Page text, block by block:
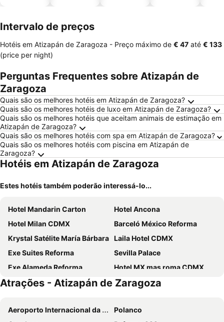
Intervalo de preços
Hotéis em Atizapán de Zaragoza - Preço máximo de ‎€ 47 até ‎€ 133
(price per night)
Perguntas Frequentes sobre Atizapán de
Zaragoza
Quais são os melhores hotéis em Atizapán de Zaragoza?
Quais são os melhores hotéis de luxo em Atizapán de Zaragoza?
Quais são os melhores hotéis que aceitam animais de estimação em
Atizapán de Zaragoza?
Quais são os melhores hotéis com spa em Atizapán de Zaragoza?
Quais são os melhores hotéis com piscina em Atizapán de
Zaragoza?
Hotéis em Atizapán de Zaragoza
Estes hotéis também poderão interessá-lo...
Hotel Mandarin Carton
Hotel Ancona
Hotel Milan CDMX
Barceló México Reforma
Krystal Satélite María Bárbara Laila Hotel CDMX
Exe Suites Reforma
Sevilla Palace
Exe Alameda Reforma
Hotel MX mas roma CDMX, Trademark Collection by Wyndham
Galeria Plaza Reforma
Hotel Plaza Revolución
Hotel Fontan Reforma
Ibis Mexico Alameda
Atrações - Atizapán de Zaragoza
Aeroporto Internacional da Cidade do México
Polanco